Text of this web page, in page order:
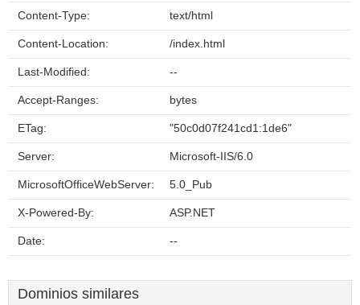
Content-Type: text/html
Content-Location: /index.html
Last-Modified: --
Accept-Ranges: bytes
ETag: "50c0d07f241cd1:1de6"
Server: Microsoft-IIS/6.0
MicrosoftOfficeWebServer: 5.0_Pub
X-Powered-By: ASP.NET
Date: --
Dominios similares